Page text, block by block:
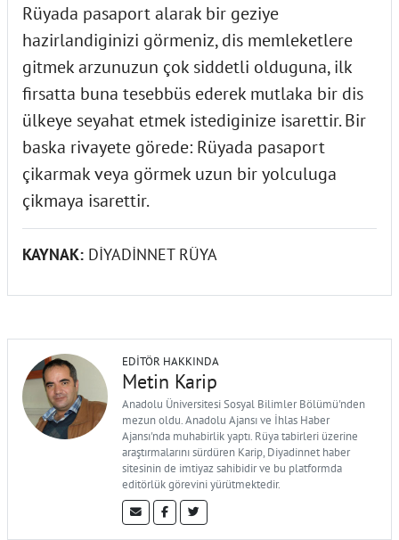
Rüyada pasaport alarak bir geziye
hazirlandiginizi görmeniz, dis memleketlere
gitmek arzunuzun çok siddetli olduguna, ilk
firsatta buna tesebbüs ederek mutlaka bir dis
ülkeye seyahat etmek istediginize isarettir. Bir
baska rivayete görede: Rüyada pasaport
çikarmak veya görmek uzun bir yolculuga
çikmaya isarettir.
KAYNAK: DİYADİNNET RÜYA
EDITÖR HAKKINDA
Metin Karip
Anadolu Üniversitesi Sosyal Bilimler Bölümü'nden
mezun oldu. Anadolu Ajansı ve İhlas Haber
Ajansı'nda muhabirlik yaptı. Rüya tabirleri üzerine
araştırmalarını sürdüren Karip, Diyadinnet haber
sitesinin de imtiyaz sahibidir ve bu platformda
editörlük görevini yürütmektedir.